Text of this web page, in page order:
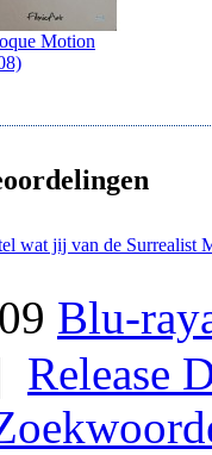
Motion
wat jij van de Surrealist
Blu-
Release